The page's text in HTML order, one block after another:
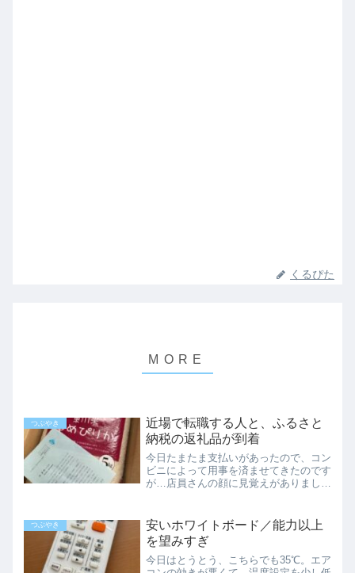
くるぴた
つぶやき
近場で転職する人と、ふるさと
納税の返礼品が到着
今日たまたま支払いがあったので、コン
ビニによって用事を済ませてきたのです
が…店員さんの顔に見覚えがありまし
しか売ってない商品を買いたいときにし
か、コンビニには行かないよ...
つぶやき
安いホワイトボード／能力以上
を望みすぎ
今日はとうとう、こちらでも35℃。エア